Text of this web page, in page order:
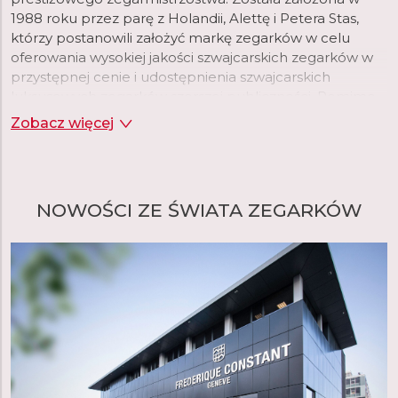
1988 roku przez parę z Holandii, Alettę i Petera Stas,
którzy postanowili założyć markę zegarków w celu
oferowania wysokiej jakości szwajcarskich zegarków w
przystępnej cenie i udostępnienia szwajcarskich
krótkiej historii, marka szybko osiągnęła dużą
popularność i uznanie. Cztery lata po założeniu marki, w
Beat, wycięcie w tarczy, które ujawnia mechanizm
marki.
W swojej genewskiej manufakturze o powierzchni 6
200 m2, Frederique Constant opracowuje i produkuje
szeroką gamę zegarków mechanicznych, kwarcowych i
inteligentnych. Od 2004 roku, kiedy to marka
wprowadziła swój pierwszy własny mechanizm,
Frederique Constant zaprojektował i opracował do tej
Zobacz więcej
NOWOŚCI ZE ŚWIATA ZEGARKÓW